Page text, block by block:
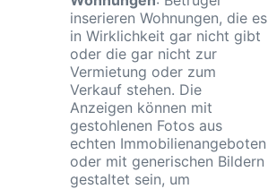
inserieren Wohnungen, die es
in Wirklichkeit gar nicht gibt
oder die gar nicht zur
Vermietung oder zum
Verkauf stehen. Die
Anzeigen können mit
gestohlenen Fotos aus
echten Immobilienangeboten
oder mit generischen Bildern
gestaltet sein, um